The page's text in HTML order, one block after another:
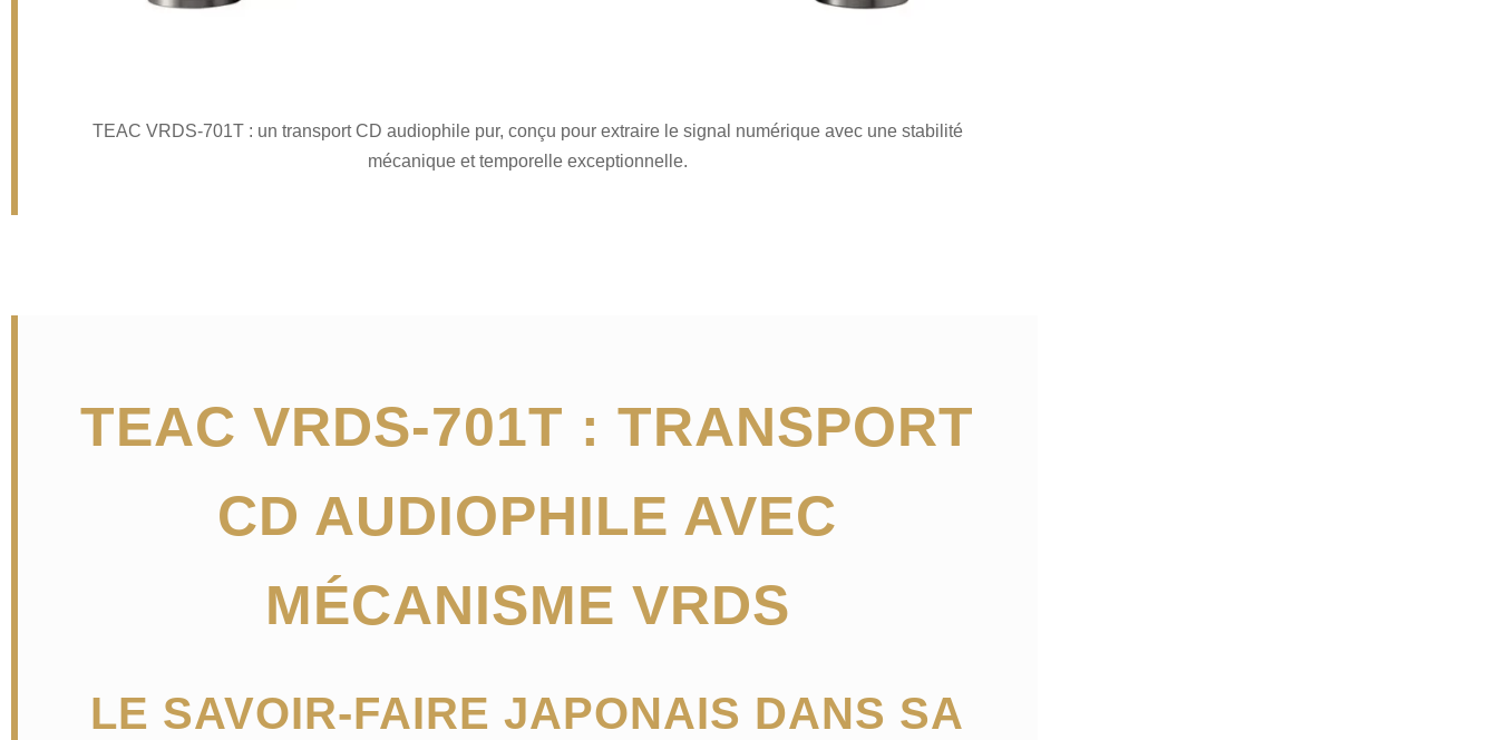
TEAC VRDS-701T : un transport CD audiophile pur, conçu pour extraire le signal numérique avec une stabilité
mécanique et temporelle exceptionnelle.
TEAC VRDS-701T : TRANSPORT
CD AUDIOPHILE AVEC
MÉCANISME VRDS
LE SAVOIR-FAIRE JAPONAIS DANS SA